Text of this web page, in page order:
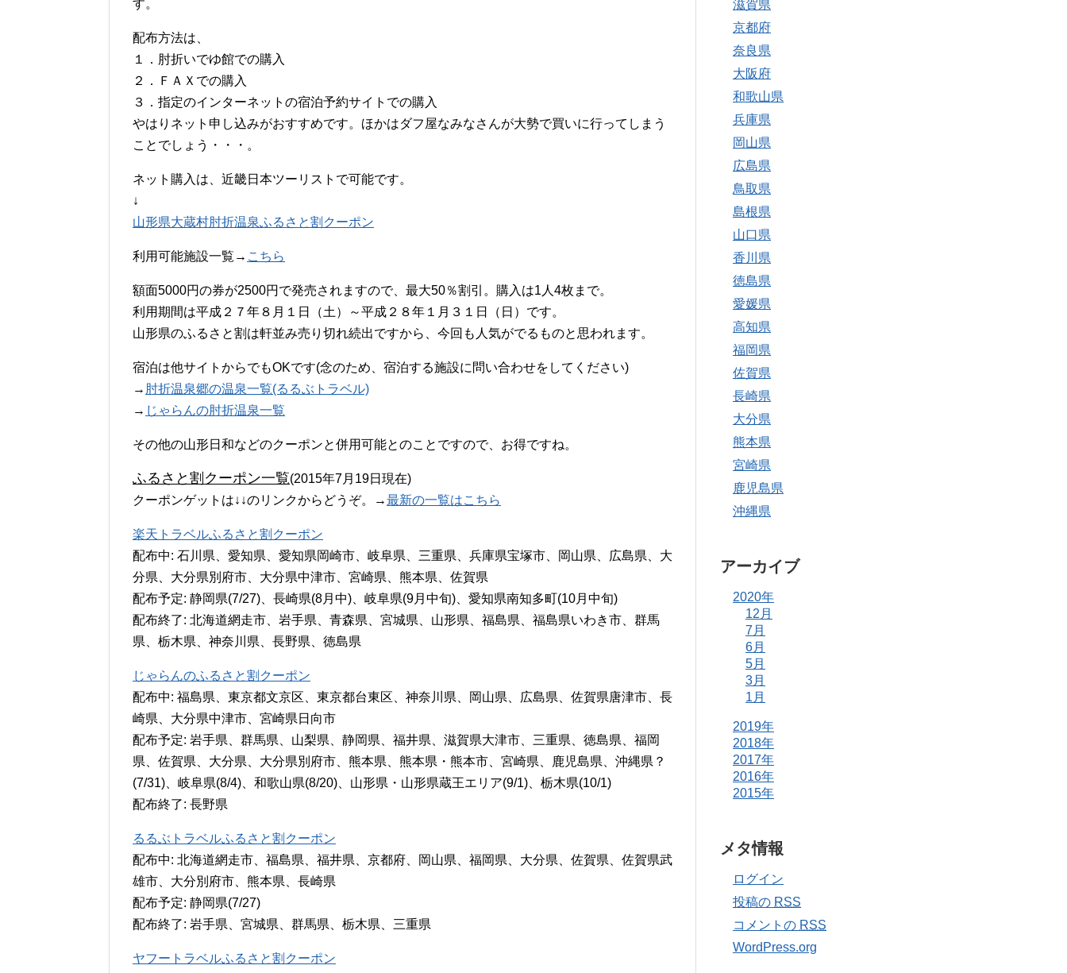
す。
配布方法は、
１．肘折いでゆ館での購入
２．ＦＡＸでの購入
３．指定のインターネットの宿泊予約サイトでの購入
やはりネット申し込みがおすすめです。ほかはダフ屋なみなさんが大勢で買いに行ってしまう
ことでしょう・・・。
ネット購入は、近畿日本ツーリストで可能です。
↓
山形県大蔵村肘折温泉ふるさと割クーポン
利用可能施設一覧→ こちら
額面5000円の券が2500円で発売されますので、最大50％割引。購入は1人4枚まで。
利用期間は平成２７年８月１日（土）～平成２８年１月３１日（日）です。
山形県のふるさと割は軒並み売り切れ続出ですから、今回も人気がでるものと思われます。
宿泊は他サイトからでもOKです(念のため、宿泊する施設に問い合わせをしてください)
→ 肘折温泉郷の温泉一覧(るるぶトラベル)
→ じゃらんの肘折温泉一覧
その他の山形日和などのクーポンと併用可能とのことですので、お得ですね。
ふるさと割クーポン一覧(2015年7月19日現在)
クーポンゲットは↓↓のリンクからどうぞ。→最新の一覧はこちら
楽天トラベルふるさと割クーポン
配布中: 石川県、愛知県、愛知県岡崎市、岐阜県、三重県、兵庫県宝塚市、岡山県、広島県、大
分県、大分県別府市、大分県中津市、宮崎県、熊本県、佐賀県
配布予定: 静岡県(7/27)、長崎県(8月中)、岐阜県(9月中旬)、愛知県南知多町(10月中旬)
配布終了: 北海道網走市、岩手県、青森県、宮城県、山形県、福島県、福島県いわき市、群馬
県、栃木県、神奈川県、長野県、徳島県
じゃらんのふるさと割クーポン
配布中: 福島県、東京都文京区、東京都台東区、神奈川県、岡山県、広島県、佐賀県唐津市、長
崎県、大分県中津市、宮崎県日向市
配布予定: 岩手県、群馬県、山梨県、静岡県、福井県、滋賀県大津市、三重県、徳島県、福岡
県、佐賀県、大分県、大分県別府市、熊本県、熊本県・熊本市、宮崎県、鹿児島県、沖縄県？
(7/31)、岐阜県(8/4)、和歌山県(8/20)、山形県・山形県蔵王エリア(9/1)、栃木県(10/1)
配布終了: 長野県
るるぶトラベルふるさと割クーポン
配布中: 北海道網走市、福島県、福井県、京都府、岡山県、福岡県、大分県、佐賀県、佐賀県武
雄市、大分別府市、熊本県、長崎県
配布予定: 静岡県(7/27)
配布終了: 岩手県、宮城県、群馬県、栃木県、三重県
ヤフートラベルふるさと割クーポン
滋賀県
京都府
奈良県
大阪府
和歌山県
兵庫県
岡山県
広島県
鳥取県
島根県
山口県
香川県
徳島県
愛媛県
高知県
福岡県
佐賀県
長崎県
大分県
熊本県
宮崎県
鹿児島県
沖縄県
アーカイブ
2020年
12月
7月
6月
5月
3月
1月
2019年
2018年
2017年
2016年
2015年
メタ情報
ログイン
投稿の RSS
コメントの RSS
WordPress.org